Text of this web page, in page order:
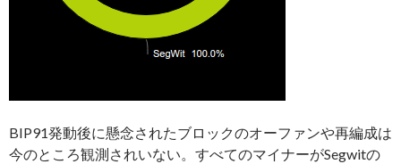
BIP91発動後に懸念されたブロックのオーファンや再編成は
今のところ観測されいない。すべてのマイナーがSegwitの